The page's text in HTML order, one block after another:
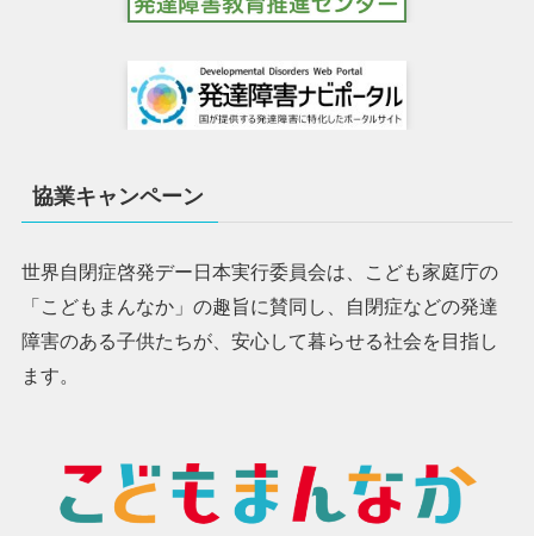
協業キャンペーン
世界自閉症啓発デー日本実行委員会は、こども家庭庁の
「こどもまんなか」の趣旨に賛同し、自閉症などの発達
障害のある子供たちが、安心して暮らせる社会を目指し
ます。